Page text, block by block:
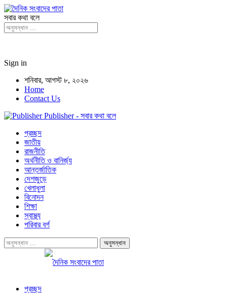
সবার কথা বলে
Sign in
শনিবার, আগস্ট ৮, ২০২৬
Home
Contact Us
Publisher - সবার কথা বলে
প্রচ্ছদ
জাতীয়
রাজনীতি
অর্থনীতি ও বানির্জ্য
আন্তর্জাতিক
দেশজুড়ে
খেলাধুলা
বিনোদন
শিক্ষা
স্বাস্থ্য
পরিবার বর্গ
প্রচ্ছদ